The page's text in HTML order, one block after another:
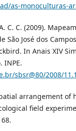
as-monoculturas-
C. C. (2009).
São José dos
In Anais XIV
INPE.
sbsr@80/2008/
arrangement of
field